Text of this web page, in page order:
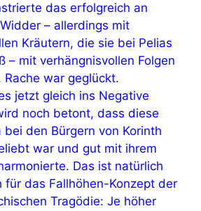
das erfolgreich an
– allerdings mit
Kräutern, die sie bei Pelias
– mit verhängnisvollen Folgen
Rache war geglückt.
jetzt gleich ins Negative
noch betont, dass diese
bei den Bürgern von Korinth
war und gut mit ihrem
Das ist natürlich
für das Fallhöhen-Konzept der
Tragödie: Je höher